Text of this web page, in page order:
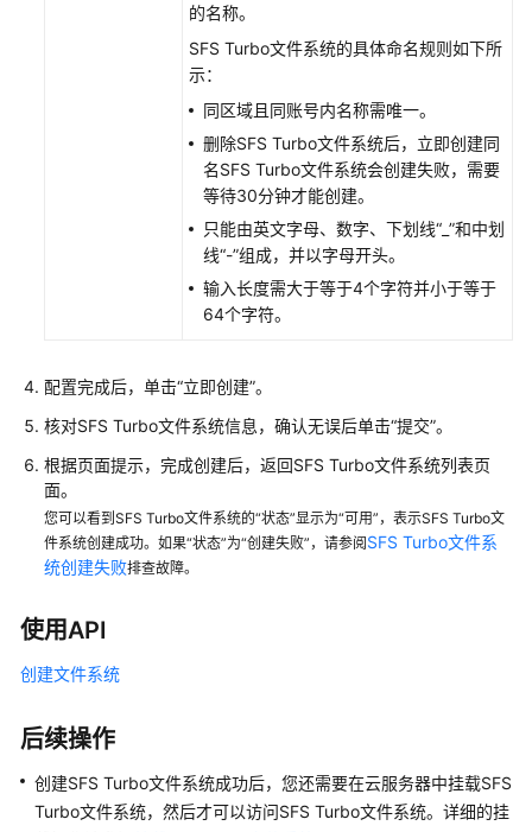
的名称。
SFS Turbo文件系统的具体命名规则如下所
示：
同区域且同账号内名称需唯一。
删除SFS Turbo文件系统后，立即创建同
名SFS Turbo文件系统会创建失败，需要
等待30分钟才能创建。
只能由英文字母、数字、下划线“_”和中划
线“-”组成，并以字母开头。
输入长度需大于等于4个字符并小于等于
64个字符。
配置完成后，单击“立即创建”。
核对SFS Turbo文件系统信息，确认无误后单击“提交”。
根据页面提示，完成创建后，返回SFS Turbo文件系统列表页
面。
您可以看到SFS Turbo文件系统的“状态”显示为“可用”，表示SFS Turbo文
件系统创建成功。如果“状态”为“创建失败”，请参阅SFS Turbo文件系
统创建失败排查故障。
使用API
创建文件系统
后续操作
创建SFS Turbo文件系统成功后，您还需要在云服务器中挂载SFS
Turbo文件系统，然后才可以访问SFS Turbo文件系统。详细的挂